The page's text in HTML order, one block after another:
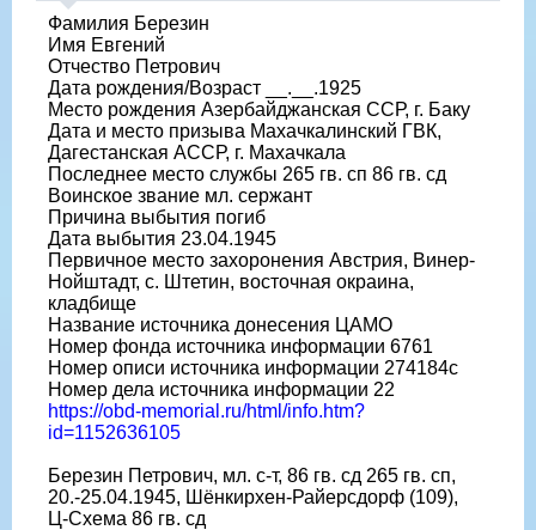
Фамилия Березин
Имя Евгений
Отчество Петрович
Дата рождения/Возраст __.__.1925
Место рождения Азербайджанская ССР, г. Баку
Дата и место призыва Махачкалинский ГВК,
Дагестанская АССР, г. Махачкала
Последнее место службы 265 гв. сп 86 гв. сд
Воинское звание мл. сержант
Причина выбытия погиб
Дата выбытия 23.04.1945
Первичное место захоронения Австрия, Винер-
Нойштадт, с. Штетин, восточная окраина,
кладбище
Название источника донесения ЦАМО
Номер фонда источника информации 6761
Номер описи источника информации 274184с
Номер дела источника информации 22
https://obd-memorial.ru/html/info.htm?
id=1152636105
Березин Петрович, мл. с-т, 86 гв. сд 265 гв. сп,
20.-25.04.1945, Шёнкирхен-Райерсдорф (109),
Ц-Схема 86 гв. сд